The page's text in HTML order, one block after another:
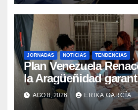
JORNADAS NOTICIAS TENDENCIAS
Plan Venezuela
la Aragüeñidad
atención médica
Aragua
AGO 8, 2026 ERIKA GARCÍA